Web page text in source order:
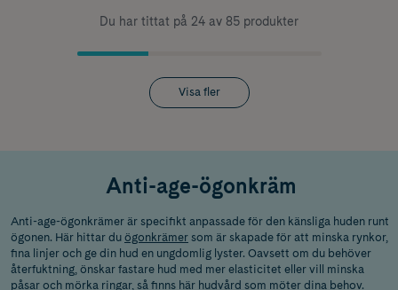
Du har tittat på 24 av 85 produkter
Visa fler
Anti-age-ögonkräm
Anti-age-ögonkrämer är specifikt anpassade för den känsliga huden runt
ögonen. Här hittar du ögonkrämer som är skapade för att minska rynkor,
fina linjer och ge din hud en ungdomlig lyster. Oavsett om du behöver
återfuktning, önskar fastare hud med mer elasticitet eller vill minska
påsar och mörka ringar, så finns här hudvård som möter dina behov.